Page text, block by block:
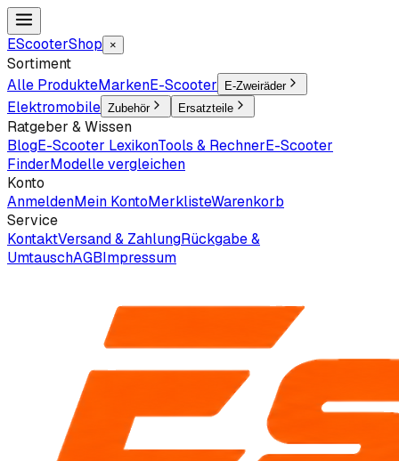
EScooterShop ×
Sortiment
Alle ProdukteMarkenE-Scooter E-Zweiräder
Elektromobile Zubehör Ersatzteile
Ratgeber & Wissen
BlogE-Scooter LexikonTools & RechnerE-Scooter
FinderModelle vergleichen
Konto
AnmeldenMein KontoMerklisteWarenkorb
Service
KontaktVersand & ZahlungRückgabe &
UmtauschAGBImpressum